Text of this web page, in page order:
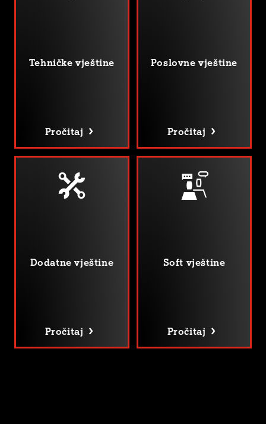
Tehničke vještine
Pročitaj
Poslovne vještine
Pročitaj
Dodatne vještine
Pročitaj
Soft vještine
Pročitaj